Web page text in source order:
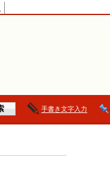
手書き文字入力